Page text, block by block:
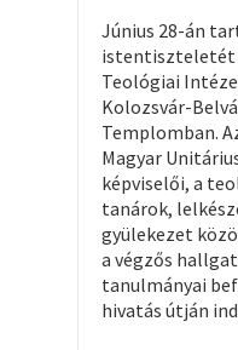
Június 28-án
istentiszteletét
Teológiai
Kolozsvár-
Templomban.
Magyar
képviselői, a
tanárok,
gyülekezet
a végzős
tanulmányai
hivatás útján